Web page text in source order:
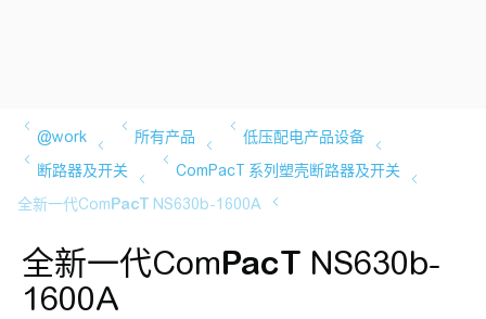
全新一代ComPacT NS630b-
1600A